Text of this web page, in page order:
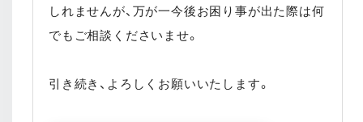
しれませんが、万が一今後お困り事が出た際は何
でもご相談くださいませ。
引き続き、よろしくお願いいたします。